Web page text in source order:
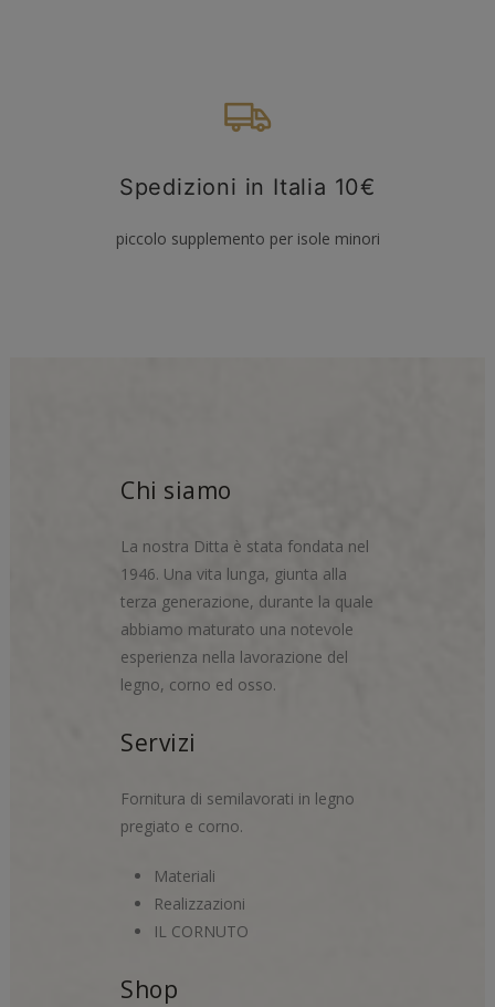
Spedizioni in Italia 10€
piccolo supplemento per isole minori
Chi siamo
La nostra Ditta è stata fondata nel
1946. Una vita lunga, giunta alla
terza generazione, durante la quale
abbiamo maturato una notevole
esperienza nella lavorazione del
legno, corno ed osso.
Servizi
Fornitura di semilavorati in legno
pregiato e corno.
Materiali
Realizzazioni
IL CORNUTO
Shop